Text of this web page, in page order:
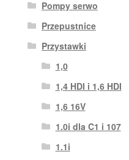
Pompy serwo
Przepustnice
Przystawki
1,0
1,4 HDI i 1,6 HDI
1,6 16V
1.0i dla C1 i 107
1.1i